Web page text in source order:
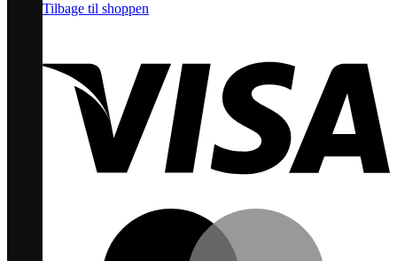
Tilbage til shoppen